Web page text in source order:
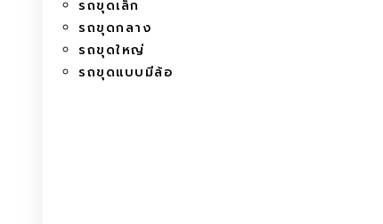
รถขุดเล็ก
รถขุดกลาง
รถขุดใหญ่
รถขุดแบบมีล้อ